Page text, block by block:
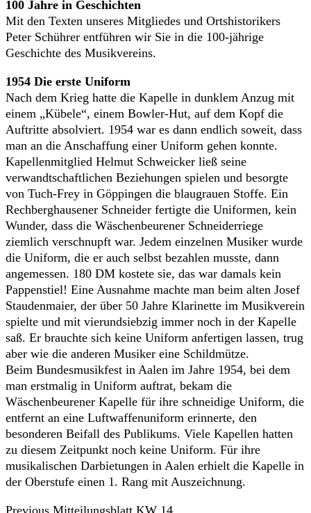
100 Jahre in Geschichten
Mit den Texten unseres Mitgliedes und Ortshistorikers
Peter Schührer entführen wir Sie in die 100-jährige
Geschichte des Musikvereins.
1954 Die erste Uniform
Nach dem Krieg hatte die Kapelle in dunklem Anzug mit
einem „Kübele“, einem Bowler-Hut, auf dem Kopf die
Auftritte absolviert. 1954 war es dann endlich soweit, dass
man an die Anschaffung einer Uniform gehen konnte.
Kapellenmitglied Helmut Schweicker ließ seine
verwandtschaftlichen Beziehungen spielen und besorgte
von Tuch-Frey in Göppingen die blaugrauen Stoffe. Ein
Rechberghausener Schneider fertigte die Uniformen, kein
Wunder, dass die Wäschenbeurener Schneiderriege
ziemlich verschnupft war. Jedem einzelnen Musiker wurde
die Uniform, die er auch selbst bezahlen musste, dann
angemessen. 180 DM kostete sie, das war damals kein
Pappenstiel! Eine Ausnahme machte man beim alten Josef
Staudenmaier, der über 50 Jahre Klarinette im Musikverein
spielte und mit vierundsiebzig immer noch in der Kapelle
saß. Er brauchte sich keine Uniform anfertigen lassen, trug
aber wie die anderen Musiker eine Schildmütze.
Beim Bundesmusikfest in Aalen im Jahre 1954, bei dem
man erstmalig in Uniform auftrat, bekam die
Wäschenbeurener Kapelle für ihre schneidige Uniform, die
entfernt an eine Luftwaffenuniform erinnerte, den
besonderen Beifall des Publikums. Viele Kapellen hatten
zu diesem Zeitpunkt noch keine Uniform. Für ihre
musikalischen Darbietungen in Aalen erhielt die Kapelle in
der Oberstufe einen 1. Rang mit Auszeichnung.
Previous Previous
Mitteilungsblatt KW 14